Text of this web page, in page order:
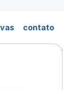
contato